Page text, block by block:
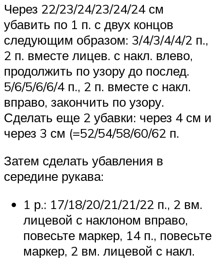
Через 22/23/24/23/24/24 см
убавить по 1 п. с двух концов
следующим образом: 3/4/3/4/4/2 п.,
2 п. вместе лицев. с накл. влево,
продолжить по узору до послед.
5/6/5/6/6/4 п., 2 п. вместе с накл.
вправо, закончить по узору.
Сделать еще 2 убавки: через 4 см и
через 3 см (=52/54/58/60/62 п.
Затем сделать убавления в
середине рукава:
1 р.: 17/18/20/21/21/22 п., 2 вм.
лицевой с наклоном вправо,
повесьте маркер, 14 п., повесьте
маркер, 2 вм. лицевой с накл.